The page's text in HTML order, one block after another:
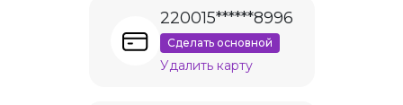
220015******8996
Сделать основной
Удалить карту